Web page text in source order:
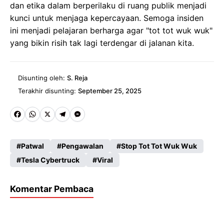
dan etika dalam berperilaku di ruang publik menjadi
kunci untuk menjaga kepercayaan. Semoga insiden
ini menjadi pelajaran berharga agar "tot tot wuk wuk"
yang bikin risih tak lagi terdengar di jalanan kita.
Disunting oleh: S. Reja
Terakhir disunting: September 25, 2025
Fa
b
o
k
W
ts
A
p
X
Te
gr
a
M
se
n
er
Patwal Pengawalan
Stop Tot Tot Wuk Wuk
Tesla Cybertruck
Viral
Komentar Pembaca